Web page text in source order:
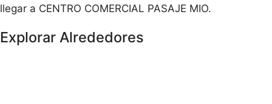
llegar a CENTRO COMERCIAL PASAJE MIO.
Explorar Alrededores